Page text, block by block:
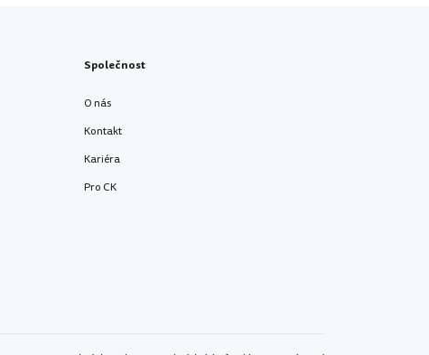
Společnost
O nás
Kontakt
Kariéra
Pro CK